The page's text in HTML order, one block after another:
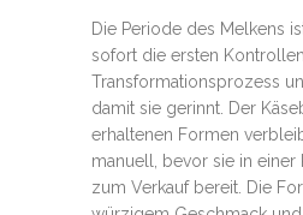
Die Periode des Melkens
sofort die ersten
Transformationsprozess
damit sie gerinnt. Der
erhaltenen Formen
manuell, bevor sie in
zum Verkauf bereit. Die